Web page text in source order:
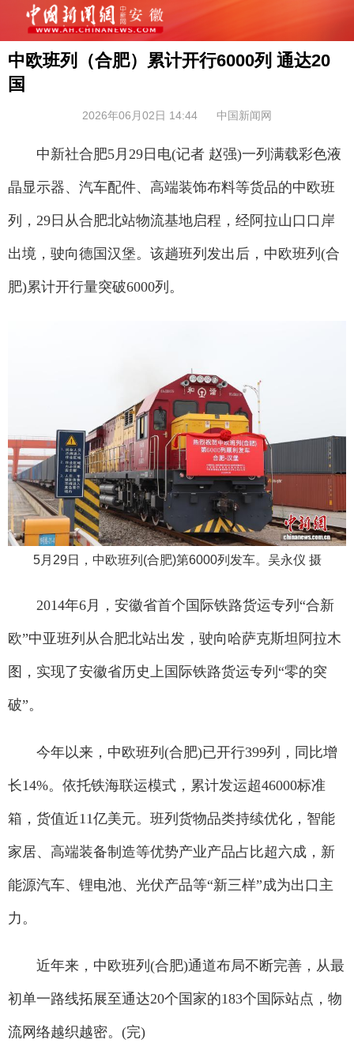
中欧班列（合肥）累计开行6000列 通达20
国
2026年06月02日 14:44 中国新闻网
中新社合肥5月29日电(记者 赵强)一列满载彩色液
晶显示器、汽车配件、高端装饰布料等货品的中欧班
列，29日从合肥北站物流基地启程，经阿拉山口口岸
出境，驶向德国汉堡。该趟班列发出后，中欧班列(合
肥)累计开行量突破6000列。
5月29日，中欧班列(合肥)第6000列发车。吴永仪 摄
2014年6月，安徽省首个国际铁路货运专列“合新
欧”中亚班列从合肥北站出发，驶向哈萨克斯坦阿拉木
图，实现了安徽省历史上国际铁路货运专列“零的突
破”。
今年以来，中欧班列(合肥)已开行399列，同比增
长14%。依托铁海联运模式，累计发运超46000标准
箱，货值近11亿美元。班列货物品类持续优化，智能
家居、高端装备制造等优势产业产品占比超六成，新
能源汽车、锂电池、光伏产品等“新三样”成为出口主
力。
近年来，中欧班列(合肥)通道布局不断完善，从最
初单一路线拓展至通达20个国家的183个国际站点，物
流网络越织越密。(完)